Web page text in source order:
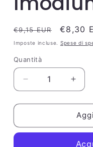
Prezzo
di
€9,15 EUR
Prezzo
€8,30
Imposte incluse. Spese di
Quantità
Quantità
Diminuisci
quantità
per
2
per
2